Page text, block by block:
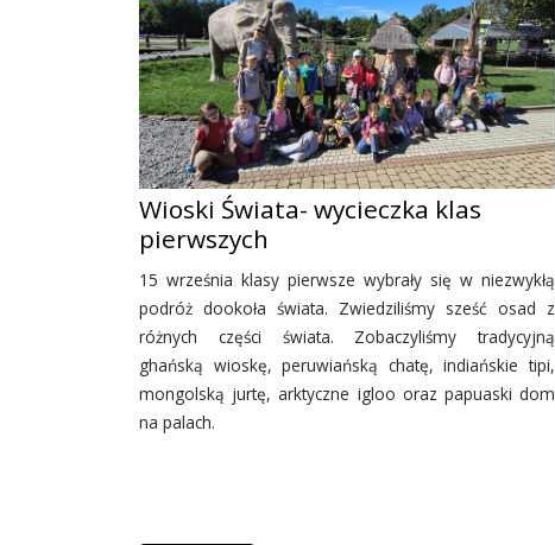
Wioski Świata- wycieczka klas
pierwszych
15 września klasy pierwsze wybrały się w niezwykłą
podróż dookoła świata. Zwiedziliśmy sześć osad z
różnych części świata. Zobaczyliśmy tradycyjną
ghańską wioskę, peruwiańską chatę, indiańskie tipi,
mongolską jurtę, arktyczne igloo oraz papuaski dom
na palach.